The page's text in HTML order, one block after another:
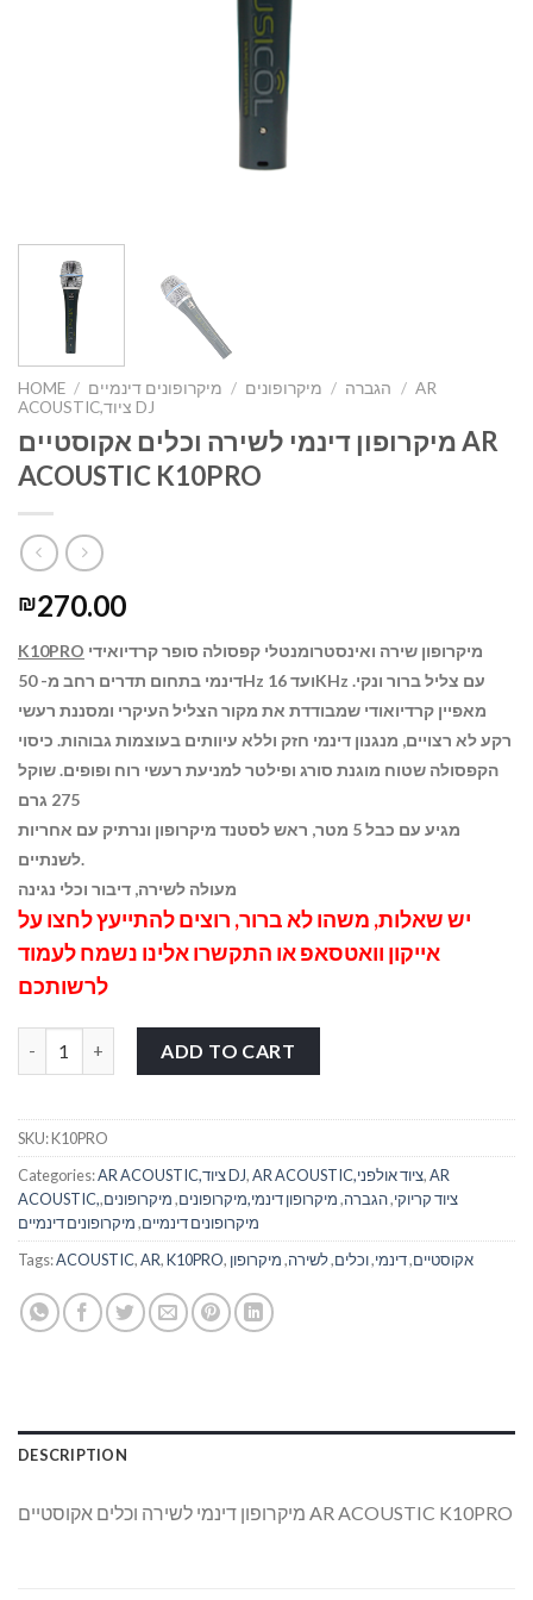
HOME / הגברה / מיקרופונים / מיקרופונים דינמיים / AR
ACOUSTIC,ציוד DJ
מיקרופון דינמי לשירה וכלים אקוסטיים AR
ACOUSTIC K10PRO
₪270.00
K10PRO
דינמי בתחום תדרים רחב מ- 50Hz ועד 16KHz עם צליל ברור ונקי.
מאפיין קרדיואודי שמבודדת את מקור הצליל העיקרי ומסננת רעשי
רקע לא רצויים, מנגנון דינמי חזק וללא עיוותים בעוצמות גבוהות. כיסוי
הקפסולה שטוח מוגנת סורג ופילטר למניעת רעשי רוח ופופים. שוקל
275 גרם
מגיע עם כבל 5 מטר, ראש לסטנד מיקרופון ונרתיק עם אחריות
לשנתיים.
מעולה לשירה, דיבור וכלי נגינה
יש שאלות, משהו לא ברור, רוצים להתייעץ לחצו על
אייקון וואטסאפאו התקשרו אלינו נשמח לעמוד
לרשותכם
ADD TO CART
SKU:K10PRO
Categories:
AR ACOUSTIC,ציוד DJ, AR ACOUSTIC,ציוד אולפני,AR
ACOUSTIC,ציוד קריוקי,הגברה,מיקרופון דינמי,מיקרופונים,מיקרופונים,
מיקרופונים דינמיים,מיקרופונים דינמיים
Tags:ACOUSTIC,AR,K10PRO, אקוסטיים,דינמי,וכלים,לשירה,מיקרופון
DESCRIPTION
מיקרופון דינמי לשירה וכלים אקוסטיים AR ACOUSTIC K10PRO